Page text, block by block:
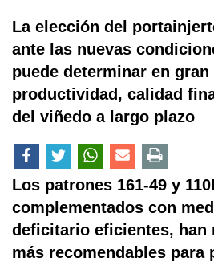
La elección del
ante las nuevas
puede determinar en
productividad, calidad
del viñedo a largo plazo
Los patrones 161-49 y
complementados con
deficitario eficientes, han
más recomendables para